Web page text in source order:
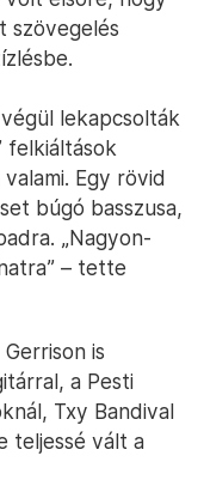
szövegelés
lekapcsolták
felkiáltások
Egy rövid
búgó basszusa,
„Nagyon-
– tette
is
a Pesti
Txy Bandival
teljessé vált a